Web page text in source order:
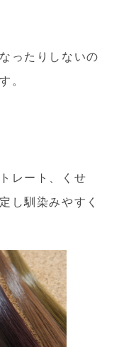
ったりしないの
。
レート、くせ
し馴染みやすく